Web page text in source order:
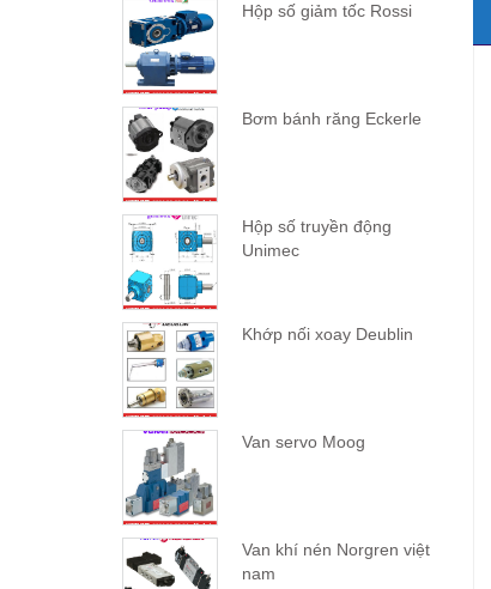
Hộp số giảm tốc Rossi
Bơm bánh răng Eckerle
Hộp số truyền động
Unimec
Khớp nối xoay Deublin
Van servo Moog
Van khí nén Norgren việt
nam